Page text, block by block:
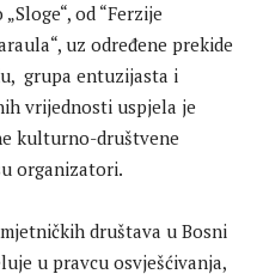
od “Ferzije
uz određene prekide
grupa entuzijasta i
vrijednosti uspjela je
kulturno-društvene
organizatori.
društava u Bosni
u pravcu osvješćivanja,